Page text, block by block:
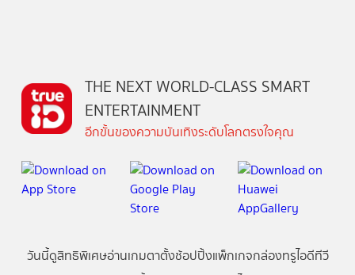
THE NEXT WORLD-CLASS SMART
ENTERTAINMENT
อีกขั้นของความบันเทิงระดับโลกตรงใจคุณ
วันนี้ดูสิทธิพิเศษอ่านเกมตาตั้งช้อปปิ้งแพ็กเกจกล่องทรูไอดีทีวี